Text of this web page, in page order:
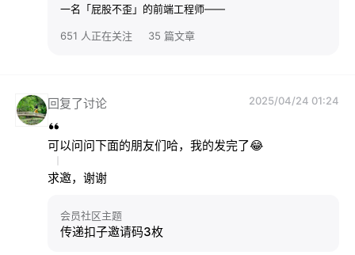
一名「屁股不歪」的前端工程师——
651 人正在关注 35 篇文章
回复了讨论 2025/04/24 01:24
可以问问下面的朋友们哈，我的发完了😂
求邀，谢谢
会员社区主题
传递扣子邀请码3枚